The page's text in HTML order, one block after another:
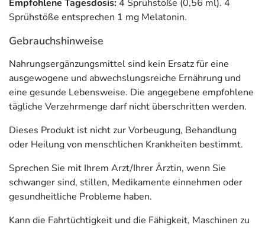
normalen Funktion des Nervensystems bei.
Schlaf Spray vegan eingenommen?
Als Mundspray ist die Einnahme von Melatonin +
Ashwagandha + Passionsblume + Vitamin B6 Schlaf
Spray besonders einfach. Da es direkt über die
Mundschleimhäute aufgenommen wird, kann es schnell
vom Körper resorbiert werden. Die Dosierung ist durch
zählbare Pumpstöße gut nachvollziehbar und durch den
Sprühkopf präzise und sauber. Das Spray kann überall und
von mehreren Personen angewendet werden.
Zur Verkürzung der Einschlafzeit: 3 Sprühstöße vor dem
Schlafengehen unter die Zunge oder in die Wange geben
und vor dem Schlucken kurz einwirken lassen. Die
Empfohlene Tagesdosis: 4 Sprühstöße (0,56 ml). 4
Sprühstöße entsprechen 1 mg Melatonin.
Gebrauchshinweise
Nahrungsergänzungsmittel sind kein Ersatz für eine
ausgewogene und abwechslungsreiche Ernährung und
eine gesunde Lebensweise. Die angegebene empfohlene
tägliche Verzehrmenge darf nicht überschritten werden.
Dieses Produkt ist nicht zur Vorbeugung, Behandlung
oder Heilung von menschlichen Krankheiten bestimmt.
Sprechen Sie mit Ihrem Arzt/Ihrer Ärztin, wenn Sie
schwanger sind, stillen, Medikamente einnehmen oder
gesundheitliche Probleme haben.
Kann die Fahrtüchtigkeit und die Fähigkeit, Maschinen zu